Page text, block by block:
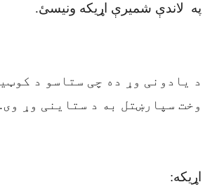
په لاندې شميرې اړیکه ونیسئ.
د یادونی وړ ده چی ستاسو د
وخت سپارښتل به د ستاینی وړ وی.
اړیکه: